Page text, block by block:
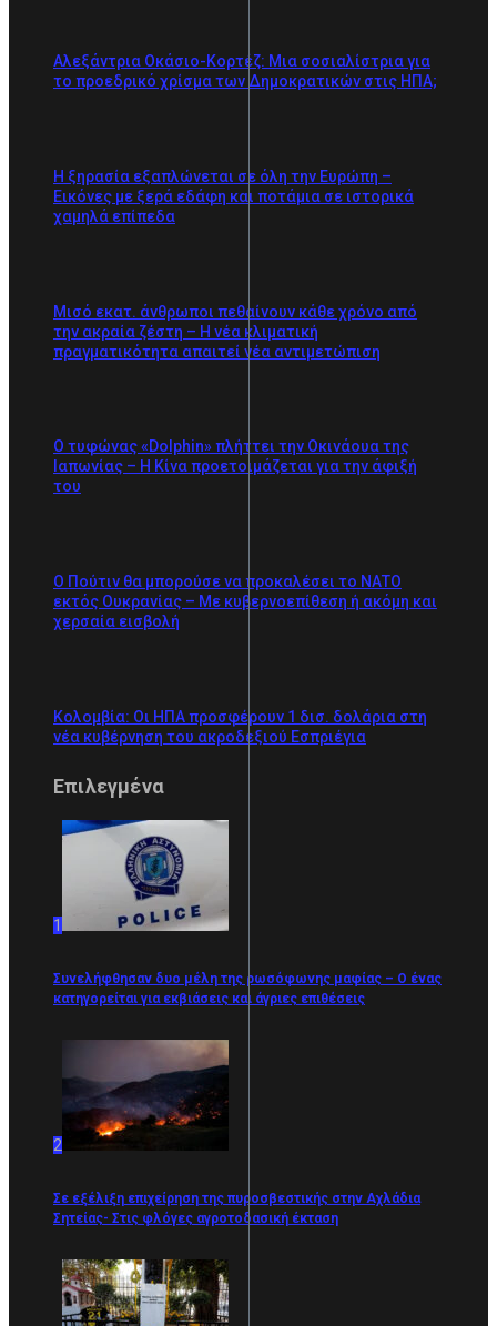
Αλεξάντρια Οκάσιο-Κορτέζ: Μια σοσιαλίστρια για
το προεδρικό χρίσμα των Δημοκρατικών στις ΗΠΑ;
Η ξηρασία εξαπλώνεται σε όλη την Ευρώπη –
Εικόνες με ξερά εδάφη και ποτάμια σε ιστορικά
χαμηλά επίπεδα
Μισό εκατ. άνθρωποι πεθαίνουν κάθε χρόνο από
την ακραία ζέστη – Η νέα κλιματική
πραγματικότητα απαιτεί νέα αντιμετώπιση
Ο τυφώνας «Dolphin» πλήττει την Οκινάουα της
Ιαπωνίας – Η Κίνα προετοιμάζεται για την άφιξή
του
Ο Πούτιν θα μπορούσε να προκαλέσει το ΝΑΤΟ
εκτός Ουκρανίας – Με κυβερνοεπίθεση ή ακόμη και
χερσαία εισβολή
Κολομβία: Οι ΗΠΑ προσφέρουν 1 δισ. δολάρια στη
νέα κυβέρνηση του ακροδεξιού Εσπριέγια
Επιλεγμένα
1
Συνελήφθησαν δυο μέλη της ρωσόφωνης μαφίας – Ο ένας
κατηγορείται για εκβιάσεις και άγριες επιθέσεις
2
Σε εξέλιξη επιχείρηση της πυροσβεστικής στην Αχλάδια
Σητείας- Στις φλόγες αγροτοδασική έκταση